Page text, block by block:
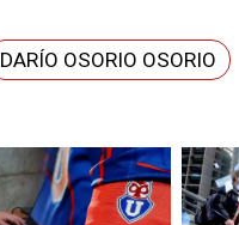
DARÍO OSORIO OSORIO